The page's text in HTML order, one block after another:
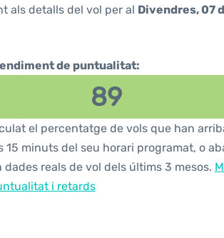
als detalls del vol per al Divendres, 07
de puntualitat:
89
el percentatge de vols que han
15 minuts del seu horari programat, o
dades reals de vol dels últims 3 mesos.
i retards